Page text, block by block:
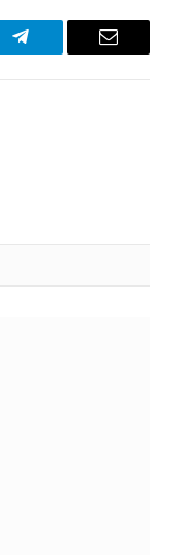
Telegram Email